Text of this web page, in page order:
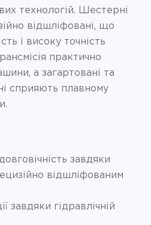
технологій. Шестерні
відшліфовані, що
і високу точність
практично
а загартовані та
сприяють плавному
завдяки
відшліфованим
завдяки гідравлічній